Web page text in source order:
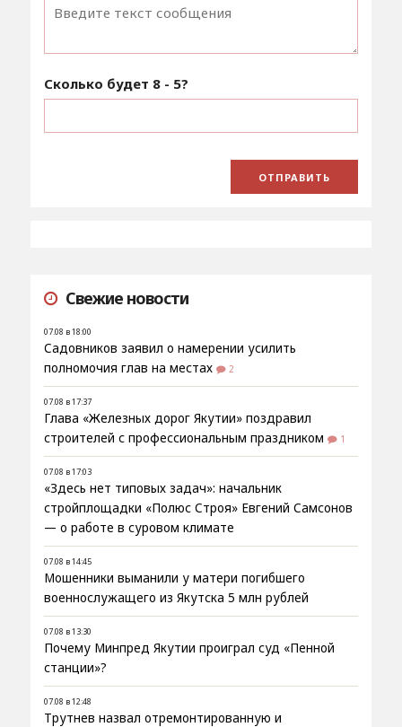
Сколько будет 8 - 5?
Свежие новости
07.08 в 18:00
Садовников заявил о намерении усилить
полномочия глав на местах
2
07.08 в 17:37
Глава «Железных дорог Якутии» поздравил
строителей с профессиональным праздником
1
07.08 в 17:03
«Здесь нет типовых задач»: начальник
стройплощадки «Полюс Строя» Евгений Самсонов
— о работе в суровом климате
07.08 в 14:45
Мошенники выманили у матери погибшего
военнослужащего из Якутска 5 млн рублей
07.08 в 13:30
Почему Минпред Якутии проиграл суд «Пенной
станции»?
07.08 в 12:48
Трутнев назвал отремонтированную и